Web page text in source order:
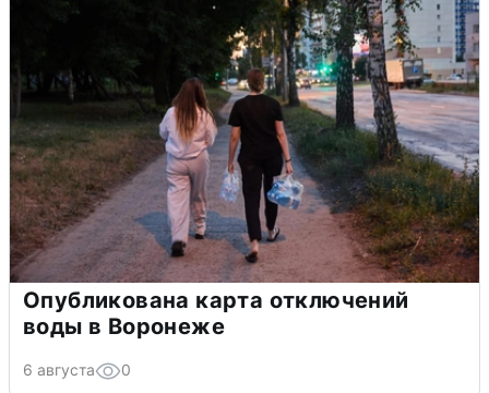
Опубликована карта отключений
воды в Воронеже
6 августа 0